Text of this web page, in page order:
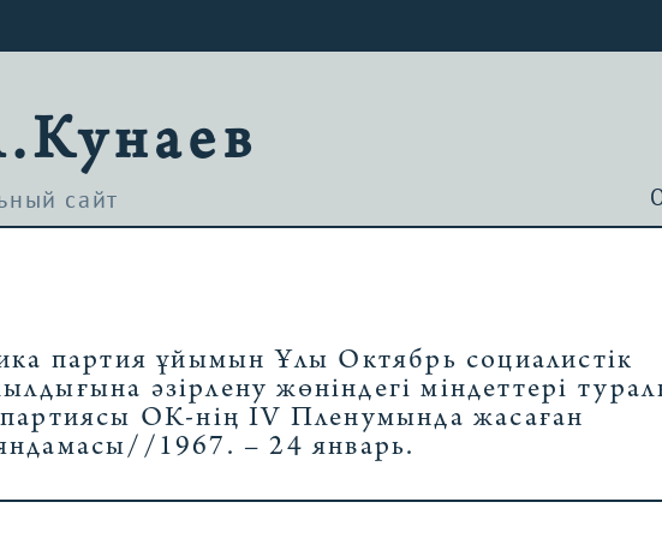
сайт
партия ұйымын Ұлы Октябрь социалистік
әзірлену жөніндегі міндеттері
ОК-нің IV Пленумында жасаған
1967. – 24 январь.